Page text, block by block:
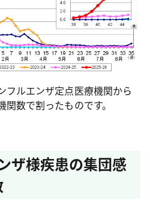
フルエンザ定点医療機関から
数で割ったものです。
ザ様疾患の集団感